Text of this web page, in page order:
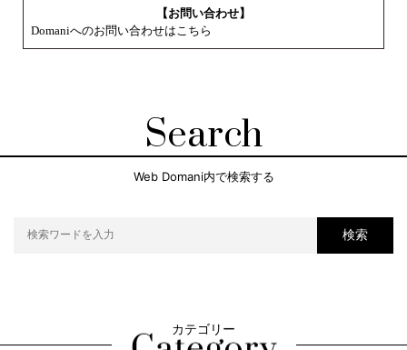
【お問い合わせ】
Domaniへのお問い合わせはこちら
Search
Web Domani内で検索する
検索
カテゴリー